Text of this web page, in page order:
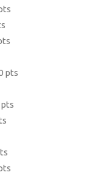
pts